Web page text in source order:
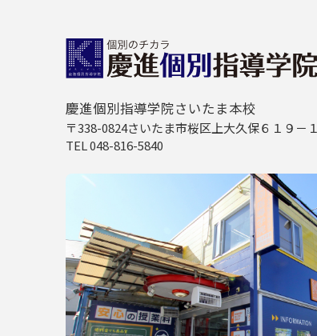
慶進個別指導学院さいたま本校
〒338-0824さいたま市桜区上大久保６１９－１
TEL 048-816-5840